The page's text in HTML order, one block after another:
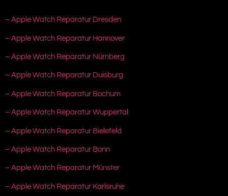
– Apple Watch Reparatur Dresden
– Apple Watch Reparatur Hannover
– Apple Watch Reparatur Nürnberg
– Apple Watch Reparatur Duisburg
– Apple Watch Reparatur Bochum
– Apple Watch Reparatur Wuppertal
– Apple Watch Reparatur Bielefeld
– Apple Watch Reparatur Bonn
– Apple Watch Reparatur Münster
– Apple Watch Reparatur Karlsruhe